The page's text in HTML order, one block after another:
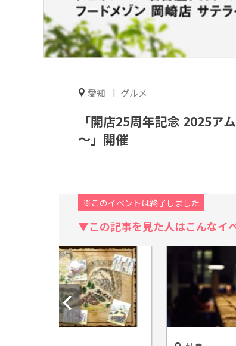
愛知 グルメ
「開店25周年記念 2025ア
～」開催
※このイベントは終了しました
▼この記事を見た人はこんなイ